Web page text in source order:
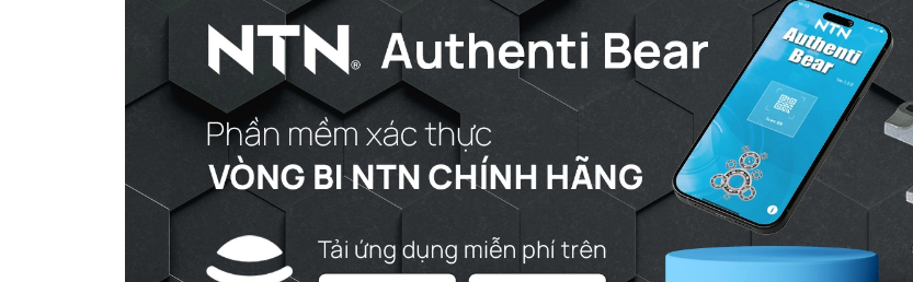
VÒNG BI TANG TRỐNG CHẶN
TRỤC NTN
VÒNG BI ĐŨA TRỤ NTN
VÒNG BI KIM NTN
VÒNG BI CHẶN TRỤC NTN
VÒNG BI LĂN TRỤ ĐẨY NTN